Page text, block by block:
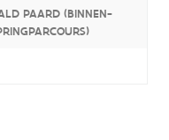
PAARD (BINNEN-